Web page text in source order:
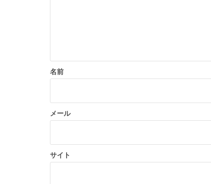
名前
メール
サイト